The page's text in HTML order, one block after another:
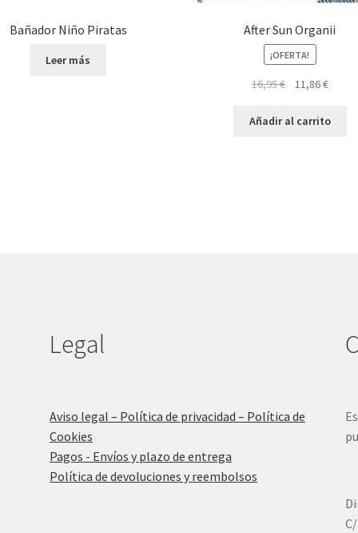
Bañador Niño Piratas
Leer más
After Sun Organii
¡OFERTA!
16,95€
original
11,86€El
actual
Añadir al carrito
Legal
Aviso legal – Política de privacidad – Política de
Cookies
Pagos - Envíos y plazo de entrega
Política de devoluciones y reembolsos